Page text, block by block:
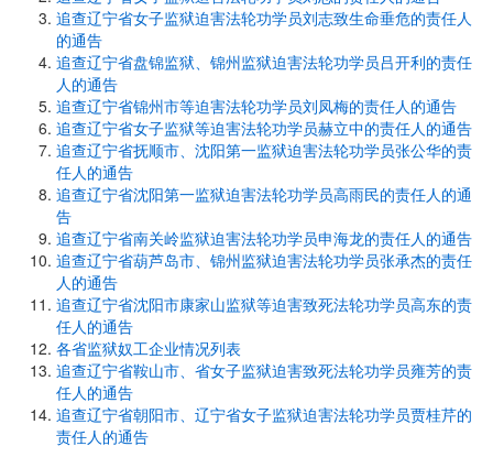
追查辽宁省女子监狱迫害法轮功学员刘志致生命垂危的责任人
的通告
追查辽宁省盘锦监狱、锦州监狱迫害法轮功学员吕开利的责任
人的通告
追查辽宁省锦州市等迫害法轮功学员刘凤梅的责任人的通告
追查辽宁省女子监狱等迫害法轮功学员赫立中的责任人的通告
追查辽宁省抚顺市、沈阳第一监狱迫害法轮功学员张公华的责
任人的通告
追查辽宁省沈阳第一监狱迫害法轮功学员高雨民的责任人的通
告
追查辽宁省南关岭监狱迫害法轮功学员申海龙的责任人的通告
追查辽宁省葫芦岛市、锦州监狱迫害法轮功学员张承杰的责任
人的通告
追查辽宁省沈阳市康家山监狱等迫害致死法轮功学员高东的责
任人的通告
各省监狱奴工企业情况列表
追查辽宁省鞍山市、省女子监狱迫害致死法轮功学员雍芳的责
任人的通告
追查辽宁省朝阳市、辽宁省女子监狱迫害法轮功学员贾桂芹的
责任人的通告